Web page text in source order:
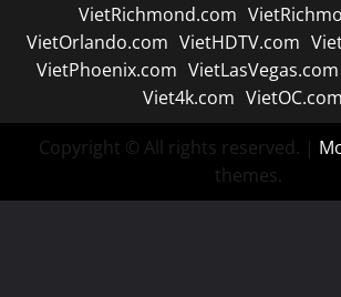
VietRichmond.com
VietOrlando.com VietHDTV.com
VietPhoenix.com VietLasVegas.com
Viet4k.com VietOC.com
Copyright © All rights reserved. |
themes.